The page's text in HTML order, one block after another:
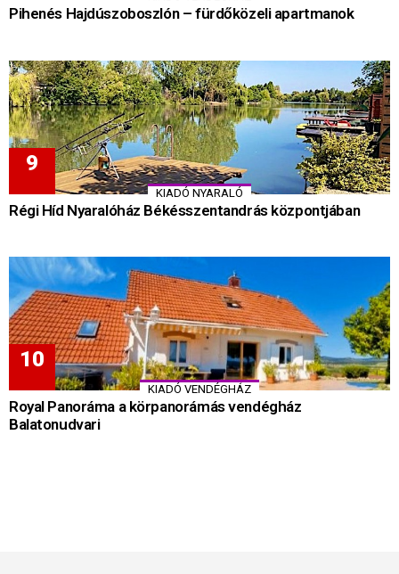
Pihenés Hajdúszoboszlón – fürdőközeli apartmanok
KIADÓ NYARALÓ
Régi Híd Nyaralóház Békésszentandrás központjában
KIADÓ VENDÉGHÁZ
Royal Panoráma a körpanorámás vendégház
Balatonudvari